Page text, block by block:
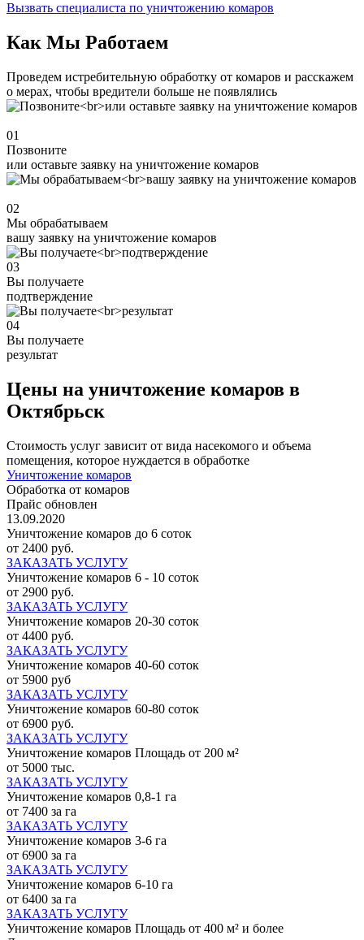
Вызвать специалиста по уничтожению комаров
Как Мы Работаем
Проведем истребительную обработку от комаров и расскажем
о мерах, чтобы вредители больше не появлялись
01
Позвоните
или оставьте заявку на уничтожение комаров
02
Мы обрабатываем
вашу заявку на уничтожение комаров
03
Вы получаете
подтверждение
04
Вы получаете
результат
Цены на уничтожение комаров в
Октябрьск
Стоимость услуг зависит от вида насекомого и объема
помещения, которое нуждается в обработке
Уничтожение комаров
Обработка от комаров
Прайс обновлен
13.09.2020
Уничтожение комаров до 6 соток
от 2400 руб.
ЗАКАЗАТЬ УСЛУГУ
Уничтожение комаров 6 - 10 соток
от 2900 руб.
ЗАКАЗАТЬ УСЛУГУ
Уничтожение комаров 20-30 соток
от 4400 руб.
ЗАКАЗАТЬ УСЛУГУ
Уничтожение комаров 40-60 соток
от 5900 руб
ЗАКАЗАТЬ УСЛУГУ
Уничтожение комаров 60-80 соток
от 6900 руб.
ЗАКАЗАТЬ УСЛУГУ
Уничтожение комаров Площадь от 200 м²
от 5000 тыс.
ЗАКАЗАТЬ УСЛУГУ
Уничтожение комаров 0,8-1 га
от 7400 за га
ЗАКАЗАТЬ УСЛУГУ
Уничтожение комаров 3-6 га
от 6900 за га
ЗАКАЗАТЬ УСЛУГУ
Уничтожение комаров 6-10 га
от 6400 за га
ЗАКАЗАТЬ УСЛУГУ
Уничтожение комаров Площадь от 400 м² и более